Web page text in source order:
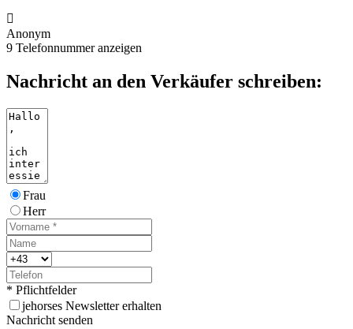

Anonym
9 Telefonnummer anzeigen
Nachricht an den Verkäufer schreiben:
Frau
Herr
* Pflichtfelder
jehorses Newsletter erhalten
Nachricht senden